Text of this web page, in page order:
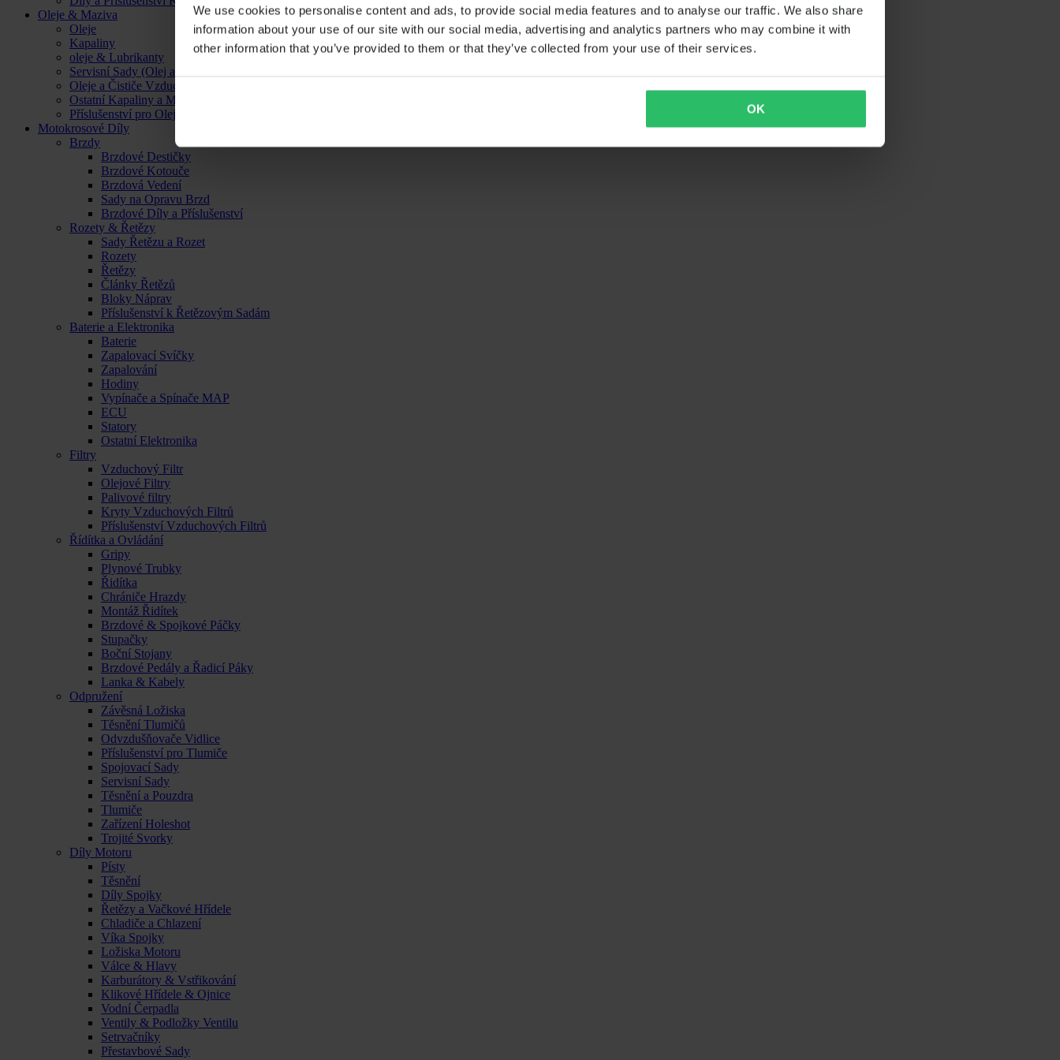
We use cookies to personalise content and ads, to provide social media features and to analyse our traffic. We also share
information about your use of our site with our social media, advertising and analytics partners who may combine it with
other information that you’ve provided to them or that they’ve collected from your use of their services.
OK
Oleje & Maziva
Oleje
Kapaliny
oleje & Lubrikanty
Servisní Sady (Olej a Filtr)
Oleje a Čističe Vzduchových Filtrů
Ostatní Kapaliny a Maziva
Příslušenství pro Oleje, Kapaliny a Maziva
Motokrosové Díly
Brzdy
Brzdové Destičky
Brzdové Kotouče
Brzdová Vedení
Sady na Opravu Brzd
Brzdové Díly a Příslušenství
Rozety & Řetězy
Sady Řetězu a Rozet
Rozety
Řetězy
Články Řetězů
Bloky Náprav
Příslušenství k Řetězovým Sadám
Baterie a Elektronika
Baterie
Zapalovací Svíčky
Zapalování
Hodiny
Vypínače a Spínače MAP
ECU
Statory
Ostatní Elektronika
Filtry
Vzduchový Filtr
Olejové Filtry
Palivové filtry
Kryty Vzduchových Filtrů
Příslušenství Vzduchových Filtrů
Řídítka a Ovládání
Gripy
Plynové Trubky
Řidítka
Chrániče Hrazdy
Montáž Řidítek
Brzdové & Spojkové Páčky
Stupačky
Boční Stojany
Brzdové Pedály a Řadicí Páky
Lanka & Kabely
Odpružení
Závěsná Ložiska
Těsnění Tlumičů
Odvzdušňovače Vidlice
Příslušenství pro Tlumiče
Spojovací Sady
Servisní Sady
Těsnění a Pouzdra
Tlumiče
Zařízení Holeshot
Trojité Svorky
Díly Motoru
Písty
Těsnění
Díly Spojky
Řetězy a Vačkové Hřídele
Chladiče a Chlazení
Víka Spojky
Ložiska Motoru
Válce & Hlavy
Karburátory & Vstřikování
Klikové Hřídele & Ojnice
Vodní Čerpadla
Ventily & Podložky Ventilu
Setrvačníky
Přestavbové Sady